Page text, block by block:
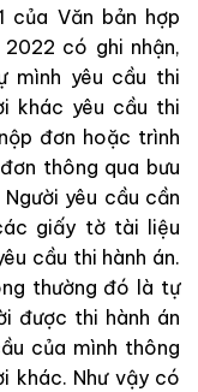
của Văn bản hợp
có ghi nhận,
mình yêu cầu thi
khác yêu cầu thi
đơn hoặc trình
thông qua bưu
yêu cầu cần
giấy tờ tài liệu
cầu thi hành án.
thường đó là tự
được thi hành án
của mình thông
khác. Như vậy có